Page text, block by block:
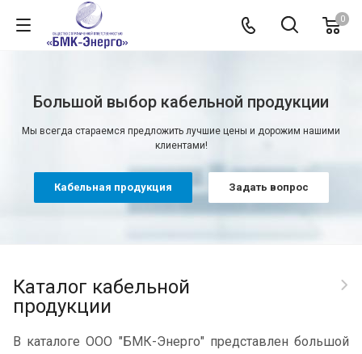
0
Большой выбор кабельной продукции
Мы всегда стараемся предложить лучшие цены и дорожим нашими
клиентами!
Кабельная продукция Задать вопрос
Каталог кабельной
продукции
В каталоге ООО "БМК-Энерго" представлен большой